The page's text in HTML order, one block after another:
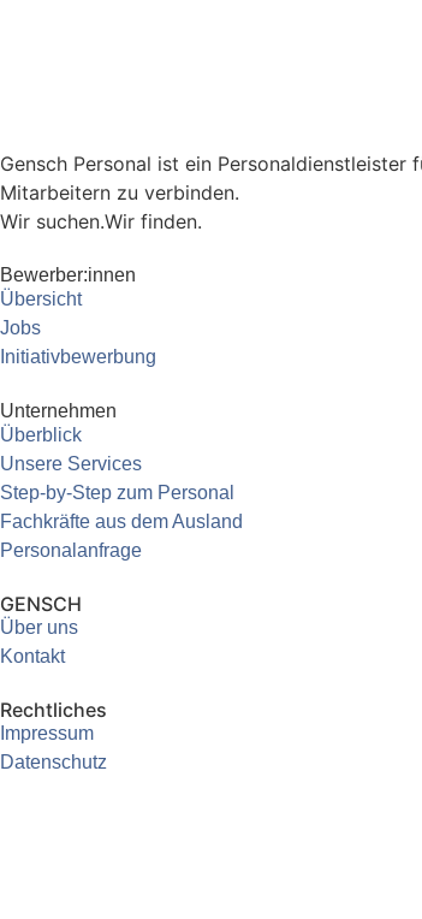
Gensch Personal ist ein
Mitarbeitern zu verbinden.
Wir suchen.Wir finden.
Bewerber:innen
Übersicht
Jobs
Initiativbewerbung
Unternehmen
Überblick
Unsere Services
Step-by-Step zum Personal
Fachkräfte aus dem Ausland
Personalanfrage
GENSCH
Über uns
Kontakt
Rechtliches
Impressum
Datenschutz